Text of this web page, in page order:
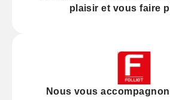
plaisir et vous faire
Nous vous